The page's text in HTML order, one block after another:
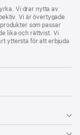
Vi drar nytta av
Vi är övertygade
som passar
lika och rättvist. Vi
yttersta för att erbjuda